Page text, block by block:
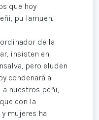
que hoy
pu lamuen.
de la
insisten en
pero eluden
condenará a
a nuestros peñi,
con la
mujeres ha